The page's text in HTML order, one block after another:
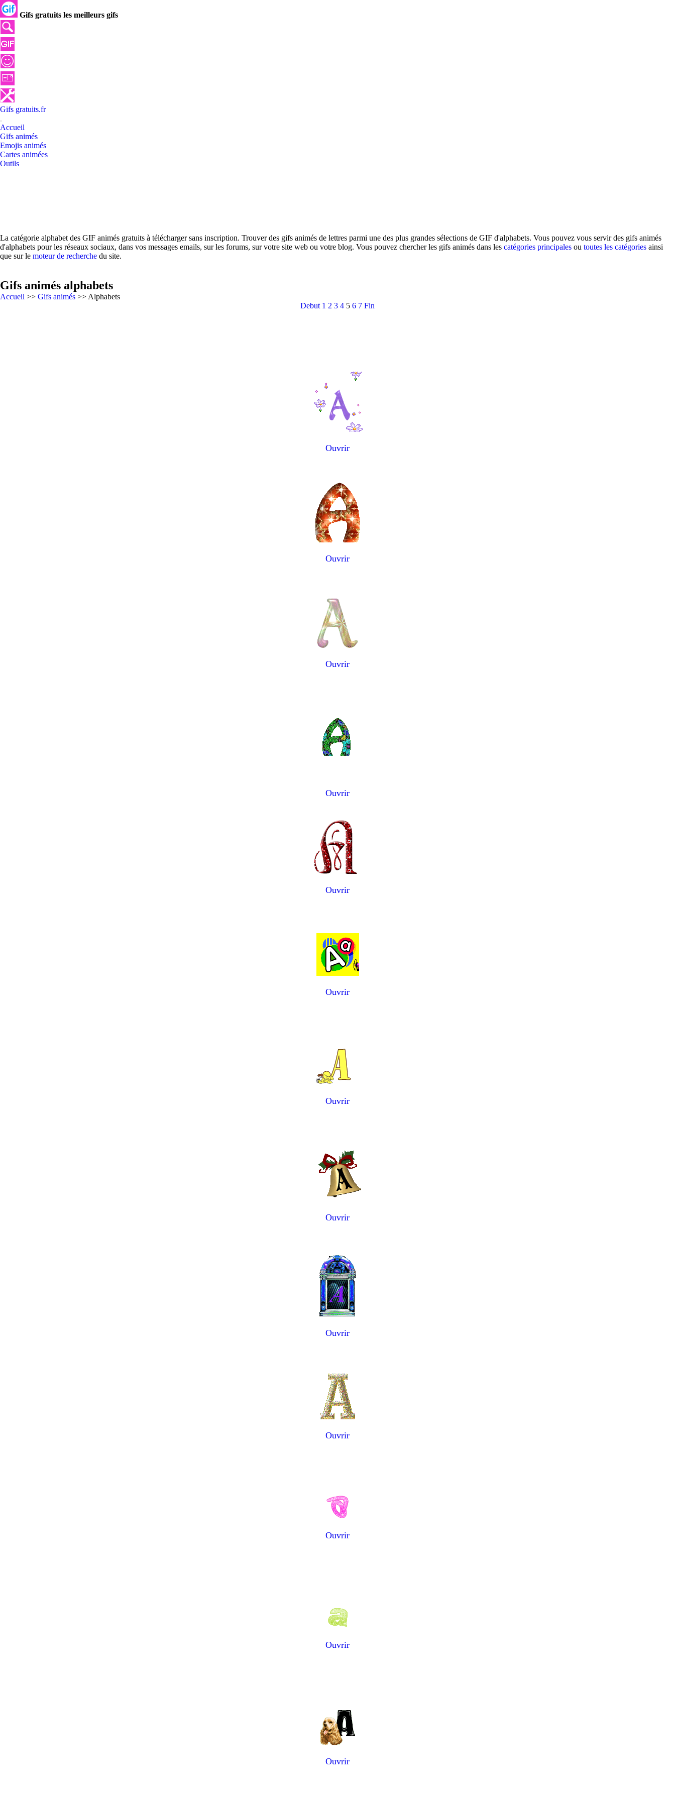
Gifs gratuits les meilleurs gifs
Gifs gratuits.fr
Accueil
Gifs animés
Emojis animés
Cartes animées
Outils
La catégorie alphabet des GIF animés gratuits à télécharger sans inscription. Trouver des gifs animés de lettres parmi une des plus grandes sélections de GIF d'alphabets. Vous pouvez vous servir des gifs animés
d'alphabets pour les réseaux sociaux, dans vos messages emails, sur les forums, sur votre site web ou votre blog. Vous pouvez chercher les gifs animés dans les catégories principales ou toutes les catégories ainsi
que sur le moteur de recherche du site.
Gifs animés alphabets
Accueil >> Gifs animés >> Alphabets
Debut 1 2 3 4 5 6 7 Fin
Ouvrir
Ouvrir
Ouvrir
Ouvrir
Ouvrir
Ouvrir
Ouvrir
Ouvrir
Ouvrir
Ouvrir
Ouvrir
Ouvrir
Ouvrir